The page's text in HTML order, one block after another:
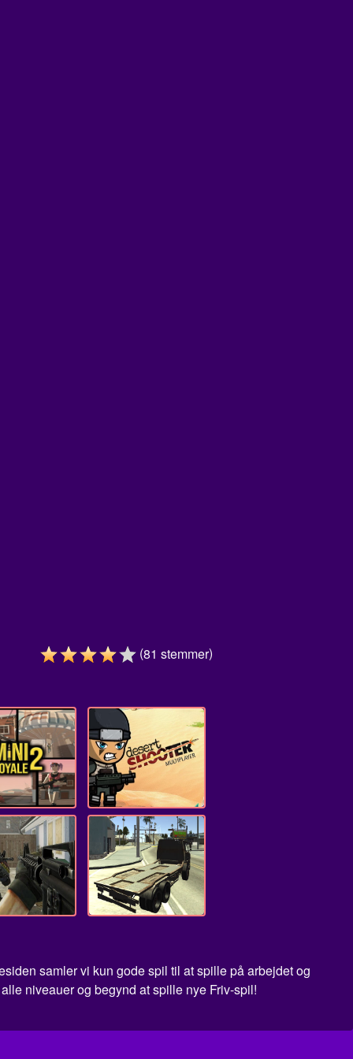
(81 stemmer)
samler vi kun gode spil til at spille på arbejdet og
niveauer og begynd at spille nye Friv-spil!